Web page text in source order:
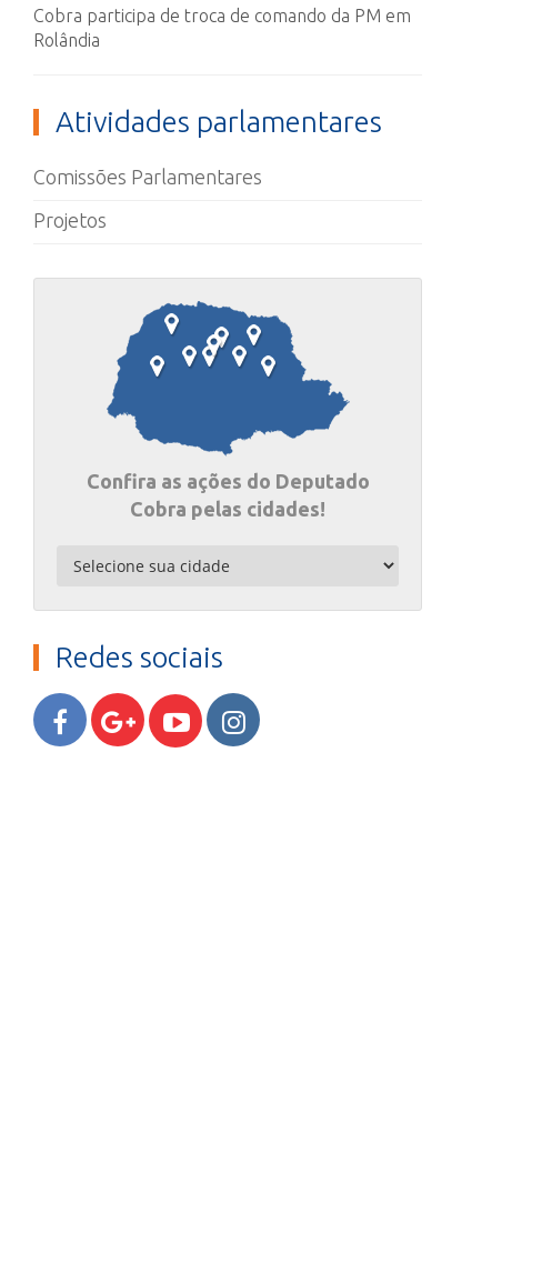
Cobra participa de troca de comando da PM em
Rolândia
Atividades parlamentares
Comissões Parlamentares
Projetos
Confira as ações do Deputado
Cobra pelas cidades!
Redes sociais